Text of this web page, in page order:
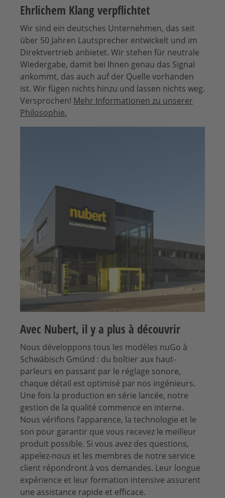
Ehrlichem Klang verpflichtet
Wir sind ein deutsches Unternehmen, das seit
über 50 Jahren Lautsprecher entwickelt und im
Direktvertrieb anbietet. Wir stehen für neutrale
Wiedergabe, damit bei Ihnen genau das Signal
ankommt, das auch auf der Quelle vorhanden
ist. Wir fügen nichts hinzu und lassen nichts weg.
Versprochen! Mehr Informationen zu unserer
Philosophie.
Avec Nubert, il y a plus à découvrir
Nous développons tous les modèles nuGo à
Schwäbisch Gmünd : du boîtier aux haut-
parleurs en passant par le réglage sonore,
chaque détail est optimisé par nos ingénieurs.
Une fois la production en série lancée, notre
gestion de la qualité commence en interne.
Nous vérifions l’apparence, la technologie et le
son pour garantir que vous recevez le meilleur
produit possible. Si vous avez des questions,
appelez-nous et les membres de notre service
client répondront à vos demandes. Leur longue
expérience et leur formation intensive assurent
une assistance rapide et efficace.